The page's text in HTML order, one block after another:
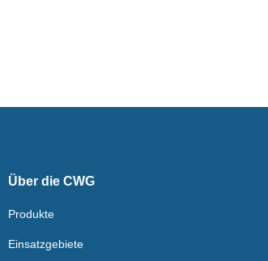
Über die CWG
Produkte
Einsatzgebiete